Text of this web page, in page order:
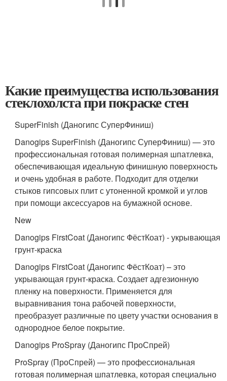
Какие преимущества использования
стеклохолста при покраске стен
SuperFinish (Даногипс СуперФиниш)
Danogips SuperFinish (Даногипс СуперФиниш) — это
профессиональная готовая полимерная шпатлевка,
обеспечивающая идеальную финишную поверхность
и очень удобная в работе. Подходит для отделки
стыков гипсовых плит с утоненной кромкой и углов
при помощи аксессуаров на бумажной основе.
New
Danogips FirstCoat (Даногипс ФёстКоат) - укрывающая
грунт-краска
Danogips FirstCoat (Даногипс ФёстКоат) – это
укрывающая грунт-краска. Создает адгезионную
пленку на поверхности. Применяется для
выравнивания тона рабочей поверхности,
преобразует различные по цвету участки основания в
однородное белое покрытие.
Danogips ProSpray (Даногипс ПроСпрей)
ProSpray (ПроСпрей) — это профессиональная
готовая полимерная шпатлевка, которая специально